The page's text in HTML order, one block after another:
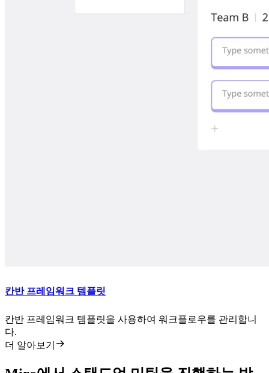
칸반 프레임워크 템플릿
칸반 프레임워크 템플릿을 사용하여 워크플로우를 관리합니
다.
더 알아보기